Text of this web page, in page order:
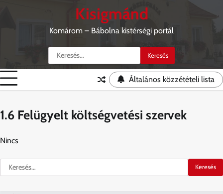
Kisigmánd
Komárom – Bábolna kistérségi portál
Keresés:
Általános közzétételi lista
1.6 Felügyelt költségvetési szervek
Nincs
Keresés: